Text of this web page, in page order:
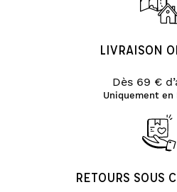
LIVRAISON
Dès 69 €
Uniquement en
RETOURS SOUS